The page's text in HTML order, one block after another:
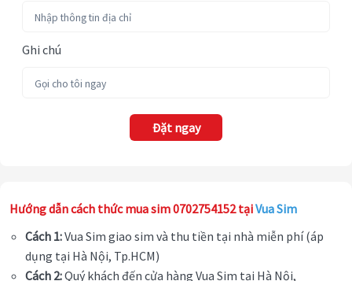
Ghi chú
Đặt ngay
Hướng dẫn cách thức mua sim 0702754152 tạiVua Sim
Cách 1:Vua Sim giao sim và thu tiền tại nhà miễn phí (áp
dụng tại Hà Nội, Tp.HCM)
Cách 2:Quý khách đến cửa hàng Vua Sim tại Hà Nội,